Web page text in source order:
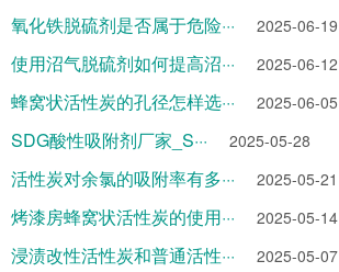
氧化铁脱硫剂是否属于危险··· 2025-06-19
使用沼气脱硫剂如何提高沼··· 2025-06-12
蜂窝状活性炭的孔径怎样选··· 2025-06-05
SDG酸性吸附剂厂家_S··· 2025-05-28
活性炭对余氯的吸附率有多··· 2025-05-21
烤漆房蜂窝状活性炭的使用··· 2025-05-14
浸渍改性活性炭和普通活性··· 2025-05-07